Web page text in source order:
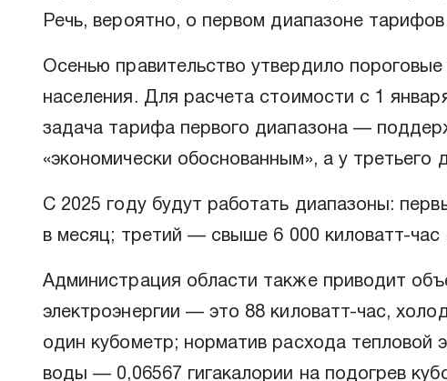
Речь, вероятно, о первом диапазоне
Осенью правительство утвердило
населения. Для расчета стоимости с 1
задача тарифа первого диапазона —
«экономически обоснованным», а у третьего
С 2025 году будут работать диапазоны:
в месяц; третий — свыше 6 000 киловатт-час
Администрация области также приводит
электроэнергии — это 88 киловатт-час,
один кубометр; норматив расхода тепловой
воды — 0,06567 гигакалории на подогрев